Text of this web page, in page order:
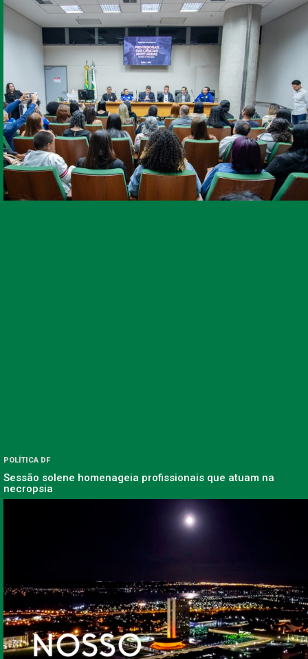
POLÍTICA DF
Sessão solene homenageia profissionais que atuam na
necropsia